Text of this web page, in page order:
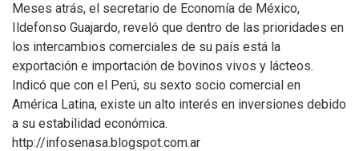
Meses atrás, el secretario de Economía de México,
Ildefonso Guajardo, reveló que dentro de las prioridades en
los intercambios comerciales de su país está la
exportación e importación de bovinos vivos y lácteos.
Indicó que con el Perú, su sexto socio comercial en
América Latina, existe un alto interés en inversiones debido
a su estabilidad económica.
http://infosenasa.blogspot.com.ar